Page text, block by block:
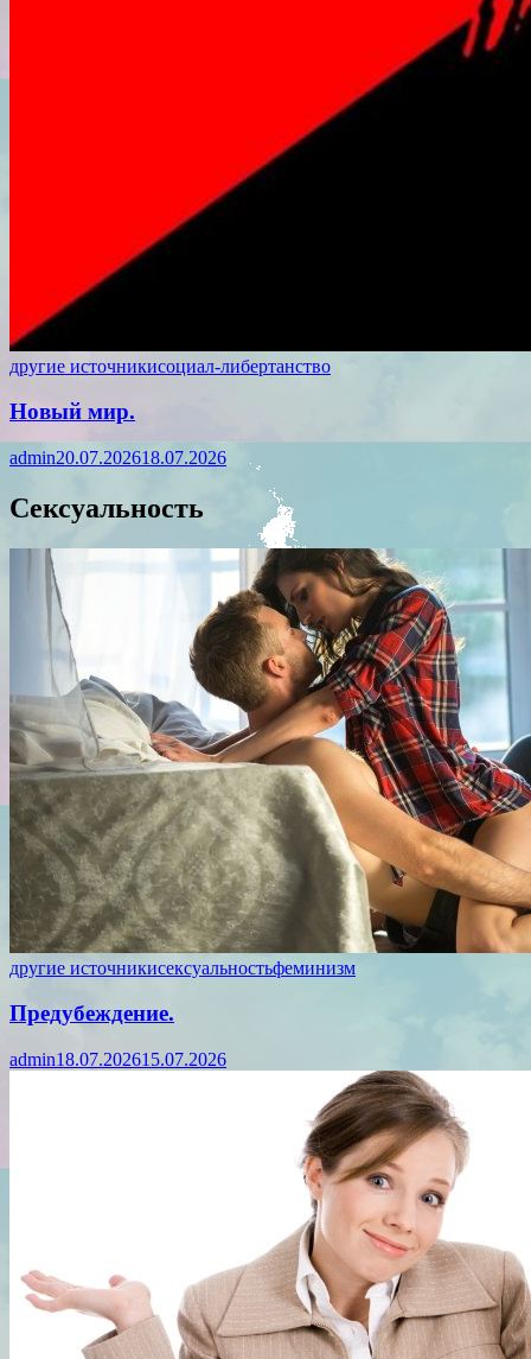
другие источникисоциал-либертанство
Новый мир.
admin20.07.202618.07.2026
Сексуальность
другие источникисексуальностьфеминизм
Предубеждение.
admin18.07.202615.07.2026